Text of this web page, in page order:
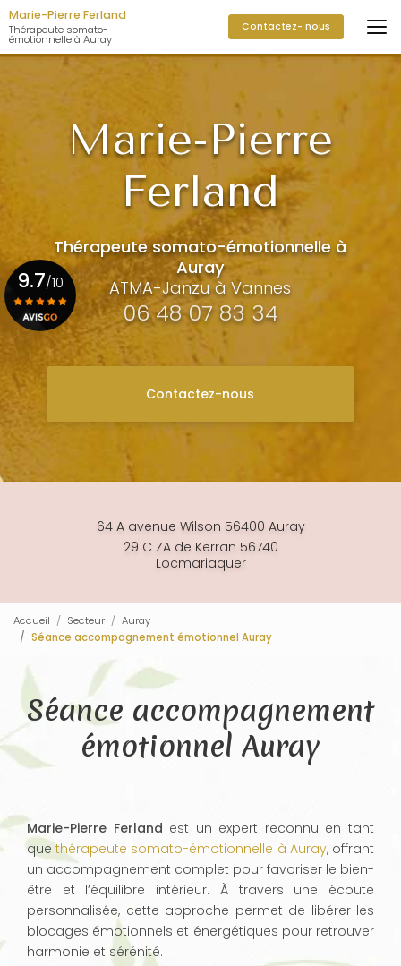
Aller
au
contenu
Marie-Pierre Ferland
Thérapeute somato-
émotionnelle à Auray
Contactez- nous
Marie-Pierre
Ferland
Thérapeute somato-émotionnelle à
Auray
ATMA-Janzu à Vannes
06 48 07 83 34
Contactez-nous
64 A avenue Wilson 56400 Auray
29 C ZA de Kerran 56740
Locmariaquer
9.7/10
Voir le certificat
Accueil Secteur
Auray
Séance accompagnement émotionnel Auray
Séance accompagnement
émotionnel Auray
Marie-Pierre Ferland est un expert reconnu en tant
quethérapeute somato-émotionnelle à Auray, offrant
un accompagnement complet pour favoriser le bien-
être et l’équilibre intérieur. À travers une écoute
personnalisée, cette approche permet de libérer les
blocages émotionnels et énergétiques pour retrouver
harmonie et sérénité.